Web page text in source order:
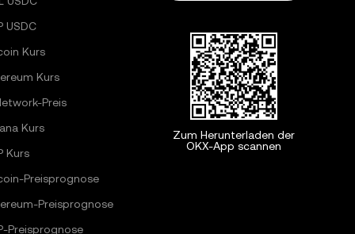
USDC
Kurs
Kurs
Preis
Kurs
Kurs
Preisprognose
Preisprognose
Preisprognose
Zum Herunterladen der
OKX-App scannen